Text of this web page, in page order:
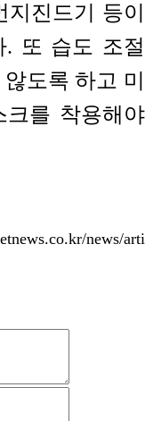
진드기 등이
. 또 습도 조절
도록 하고 미
를 착용해야
news/arti